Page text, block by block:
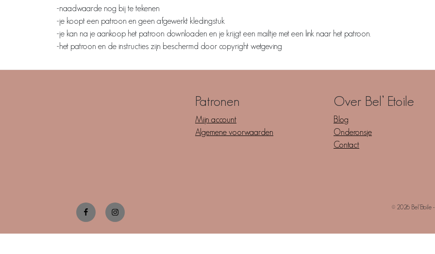
-naadwaarde nog bij te tekenen
-je koopt een patroon en geen afgewerkt kledingstuk
-je kan na je aankoop het patroon downloaden en je krijgt een mailtje met een link naar het patroon.
-het patroon en de instructies zijn beschermd door copyright wetgeving
Patronen
Mijn account
Algemene voorwaarden
Over Bel’ Etoile
Blog
Onderonsje
Contact
Facebook Instagram © 2026 Bel’Etoile